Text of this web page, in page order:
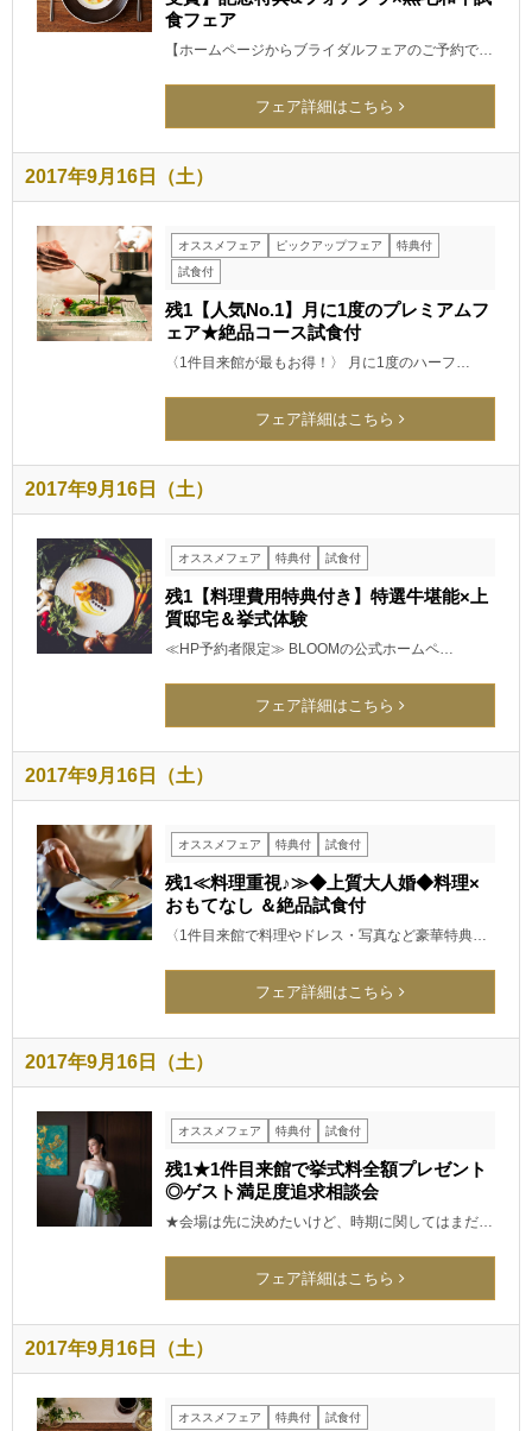
食フェア
【ホームページからブライダルフェアのご予約で…
フェア詳細はこちら
2017年9月16日（土）
オススメフェア ピックアップフェア
特典付
試食付
残1【人気No.1】月に1度のプレミアムフ
ェア★絶品コース試食付
〈1件目来館が最もお得！〉 月に1度のハーフ…
フェア詳細はこちら
2017年9月16日（土）
オススメフェア 特典付 試食付
残1【料理費用特典付き】特選牛堪能×上
質邸宅＆挙式体験
≪HP予約者限定≫ BLOOMの公式ホームペ…
フェア詳細はこちら
2017年9月16日（土）
オススメフェア 特典付 試食付
残1≪料理重視♪≫◆上質大人婚◆料理×
おもてなし ＆絶品試食付
〈1件目来館で料理やドレス・写真など豪華特典…
フェア詳細はこちら
2017年9月16日（土）
オススメフェア 特典付 試食付
残1★1件目来館で挙式料全額プレゼント
◎ゲスト満足度追求相談会
★会場は先に決めたいけど、時期に関してはまだ…
フェア詳細はこちら
2017年9月16日（土）
オススメフェア 特典付 試食付